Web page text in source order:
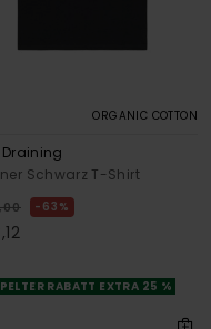
ORGANIC COTTON
Draining
Schwarz T-Shirt
63%
RABATT EXTRA 25 %